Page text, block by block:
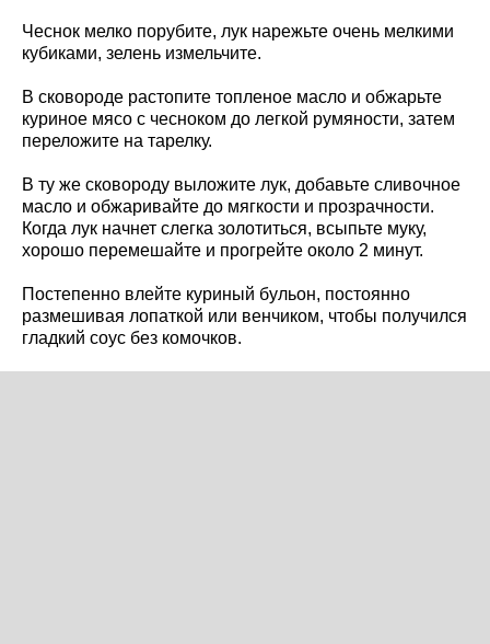
Чеснок мелко порубите, лук нарежьте очень мелкими
кубиками, зелень измельчите.
В сковороде растопите топленое масло и обжарьте
куриное мясо с чесноком до легкой румяности, затем
переложите на тарелку.
В ту же сковороду выложите лук, добавьте сливочное
масло и обжаривайте до мягкости и прозрачности.
Когда лук начнет слегка золотиться, всыпьте муку,
хорошо перемешайте и прогрейте около 2 минут.
Постепенно влейте куриный бульон, постоянно
размешивая лопаткой или венчиком, чтобы получился
гладкий соус без комочков.